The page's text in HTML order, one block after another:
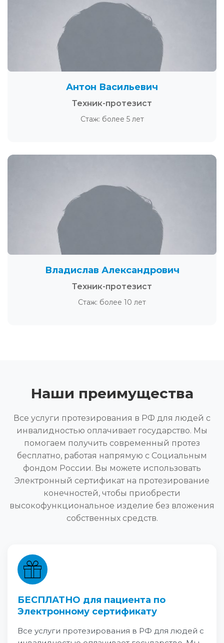
Антон Васильевич
Техник-протезист
Стаж: более 5 лет
Владислав Александрович
Техник-протезист
Стаж: более 10 лет
Наши преимущества
Все услуги протезирования в РФ для людей с
инвалидностью оплачивает государство. Мы
помогаем получить современный протез
бесплатно, работая напрямую с Социальным
фондом России. Вы можете использовать
Электронный сертификат на протезирование
конечностей, чтобы приобрести
высокофункциональное изделие без вложения
собственных средств.
БЕСПЛАТНО для пациента по
Электронному сертификату
Все услуги протезирования в РФ для людей с